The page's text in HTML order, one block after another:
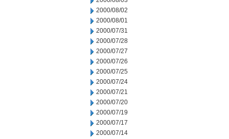
2000/08/02
2000/08/01
2000/07/31
2000/07/28
2000/07/27
2000/07/26
2000/07/25
2000/07/24
2000/07/21
2000/07/20
2000/07/19
2000/07/17
2000/07/14